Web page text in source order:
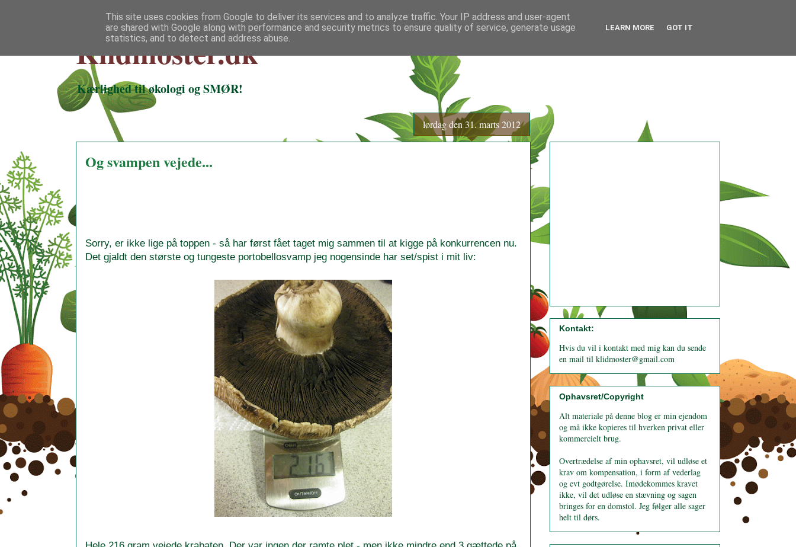
Klidmoster.dk
Kærlighed til økologi og SMØR!
lørdag den 31. marts 2012
Og svampen vejede...
Sorry, er ikke lige på toppen - så har først fået taget mig sammen til at kigge på konkurrencen nu.
Det gjaldt den største og tungeste portobellosvamp jeg nogensinde har set/spist i mit liv:
Kontakt:
Hvis du vil i kontakt med mig kan du sende
en mail til klidmoster@gmail.com
Ophavsret/Copyright
Alt materiale på denne blog er min ejendom
og må ikke kopieres til hverken privat eller
kommercielt brug.
Overtrædelse af min ophavsret, vil udløse et
krav om kompensation, i form af vederlag
og evt godtgørelse. Imødekommes kravet
ikke, vil det udløse en stævning og sagen
bringes for en domstol. Jeg følger alle sager
helt til dørs.
This site uses cookies from Google to deliver its services and to analyze traffic. Your IP address and user-agent
are shared with Google along with performance and security metrics to ensure quality of service, generate usage
statistics, and to detect and address abuse.
LEARN MORE GOT IT